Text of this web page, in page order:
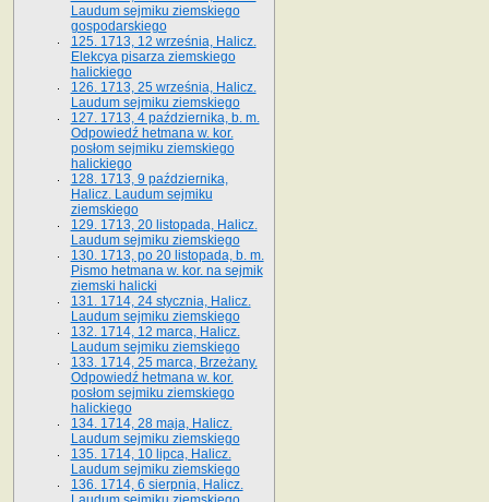
Laudum sejmiku ziemskiego
gospodarskiego
125. 1713, 12 września, Halicz.
Elekcya pisarza ziemskiego
halickiego
126. 1713, 25 września, Halicz.
Laudum sejmiku ziemskiego
127. 1713, 4 października, b. m.
Odpowiedź hetmana w. kor.
posłom sejmiku ziemskiego
halickiego
128. 1713, 9 października,
Halicz. Laudum sejmiku
ziemskiego
129. 1713, 20 listopada, Halicz.
Laudum sejmiku ziemskiego
130. 1713, po 20 listopada, b. m.
Pismo hetmana w. kor. na sejmik
ziemski halicki
131. 1714, 24 stycznia, Halicz.
Laudum sejmiku ziemskiego
132. 1714, 12 marca, Halicz.
Laudum sejmiku ziemskiego
133. 1714, 25 marca, Brzeżany.
Odpowiedź hetmana w. kor.
posłom sejmiku ziemskiego
halickiego
134. 1714, 28 maja, Halicz.
Laudum sejmiku ziemskiego
135. 1714, 10 lipca, Halicz.
Laudum sejmiku ziemskiego
136. 1714, 6 sierpnia, Halicz.